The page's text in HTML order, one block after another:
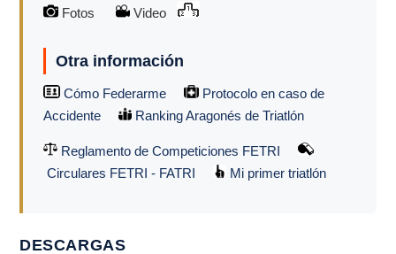
Fotos
Video
Otra información
Cómo Federarme
Protocolo en caso de
Accidente
Ranking Aragonés de Triatlón
Reglamento de Competiciones FETRI
Circulares FETRI - FATRI
Mi primer triatlón
DESCARGAS